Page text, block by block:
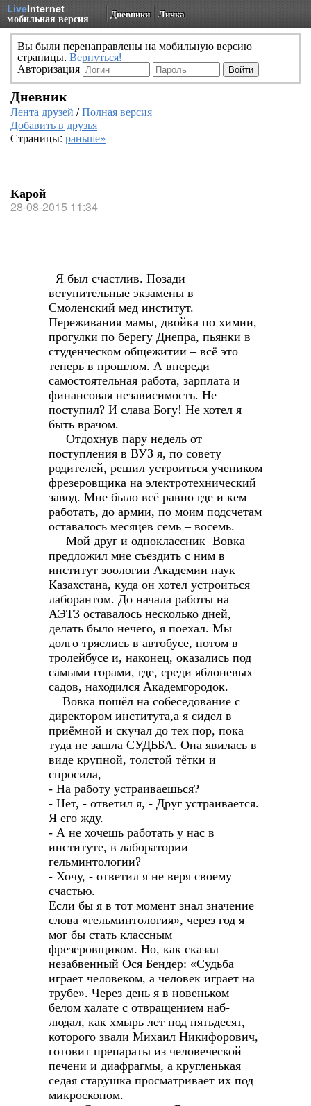
LiveInternet
мобильная версия Дневники Личка
Вы были перенаправлены на мобильную версию
страницы. Вернуться!
Авторизация
Дневник
Лента друзей /Полная версия
Добавить в друзья
Страницы: раньше»
Карой
28-08-2015 11:34
Я был счастлив. Позади
вступительные экзамены в
Смоленский мед институт.
Переживания мамы, двойка по химии,
прогулки по берегу Днепра, пьянки в
студенческом общежитии – всё это
теперь в прошлом. А впереди –
самостоятельная работа, зарплата и
финансовая независимость. Не
поступил? И слава Богу! Не хотел я
быть врачом.
Отдохнув пару недель от
поступления в ВУЗ я, по совету
родителей, решил устроиться учеником
фрезеровщика на электротехнический
завод. Мне было всё равно где и кем
работать, до армии, по моим подсчетам
оставалось месяцев семь – восемь.
Мой друг и одноклассник Вовка
предложил мне съездить с ним в
институт зоологии Академии наук
Казахстана, куда он хотел устроиться
лаборантом. До начала работы на
АЭТЗ оставалось несколько дней,
делать было нечего, я поехал. Мы
долго тряслись в автобусе, потом в
тролейбусе и, наконец, оказались под
самыми горами, где, среди яблоневых
садов, находился Академгородок.
Вовка пошёл на собеседование с
директором института,а я сидел в
приёмной и скучал до тех пор, пока
туда не зашла СУДЬБА. Она явилась в
виде крупной, толстой тётки и
спросила,
- На работу устраиваешься?
- Нет, - ответил я, - Друг устраивается.
Я его жду.
- А не хочешь работать у нас в
институте, в лаборатории
гельминтологии?
- Хочу, - ответил я не веря своему
счастью.
Если бы я в тот момент знал значение
слова «гельминтология», через год я
мог бы стать классным
фрезеровщиком. Но, как сказал
незабвенный Ося Бендер: «Судьба
играет человеком, а человек играет на
трубе». Через день я в новеньком
белом халате с отвращением наб-
людал, как хмырь лет под пятьдесят,
которого звали Михаил Никифорович,
готовит препараты из человеческой
печени и диафрагмы, а кругленькая
седая старушка просматривает их под
микроскопом.